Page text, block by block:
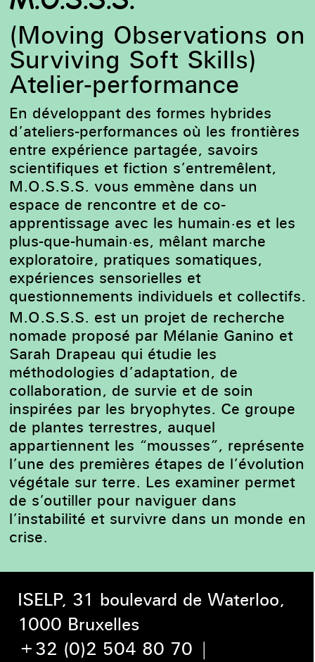
(Moving Observations on
Surviving Soft Skills)
Atelier-performance
En développant des formes hybrides
d’ateliers-performances où les frontières
entre expérience partagée, savoirs
scientifiques et fiction s’entremêlent,
M.O.S.S.S. vous emmène dans un
espace de rencontre et de co-
apprentissage avec les humain·es et les
plus-que-humain·es, mêlant marche
exploratoire, pratiques somatiques,
expériences sensorielles et
questionnements individuels et collectifs.
M.O.S.S.S. est un projet de recherche
nomade proposé par Mélanie Ganino et
Sarah Drapeau qui étudie les
méthodologies d’adaptation, de
collaboration, de survie et de soin
inspirées par les bryophytes. Ce groupe
de plantes terrestres, auquel
appartiennent les “mousses”, représente
l’une des premières étapes de l’évolution
végétale sur terre. Les examiner permet
de s’outiller pour naviguer dans
l’instabilité et survivre dans un monde en
crise.
ISELP, 31 boulevard de Waterloo,
1000 Bruxelles
+32 (0)2 504 80 70 |